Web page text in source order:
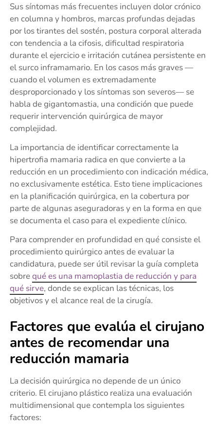
Sus síntomas más frecuentes incluyen dolor crónico
en columna y hombros, marcas profundas dejadas
por los tirantes del sostén, postura corporal alterada
con tendencia a la cifosis, dificultad respiratoria
durante el ejercicio e irritación cutánea persistente en
el surco inframamario. En los casos más graves —
cuando el volumen es extremadamente
desproporcionado y los síntomas son severos— se
habla de gigantomastia, una condición que puede
requerir intervención quirúrgica de mayor
complejidad.
La importancia de identificar correctamente la
hipertrofia mamaria radica en que convierte a la
reducción en un procedimiento con indicación médica,
no exclusivamente estética. Esto tiene implicaciones
en la planificación quirúrgica, en la cobertura por
parte de algunas aseguradoras y en la forma en que
se documenta el caso para el expediente clínico.
Para comprender en profundidad en qué consiste el
procedimiento quirúrgico antes de evaluar la
candidatura, puede ser útil revisar la guía completa
sobrequé es una mamoplastia de reducción y para
qué sirve, donde se explican las técnicas, los
objetivos y el alcance real de la cirugía.
Factores que evalúa el cirujano
antes de recomendar una
reducción mamaria
La decisión quirúrgica no depende de un único
criterio. El cirujano plástico realiza una evaluación
multidimensional que contempla los siguientes
factores: